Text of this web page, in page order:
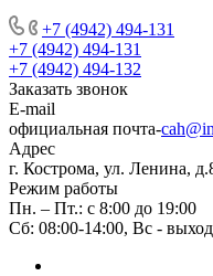
+7 (4942) 494-131
+7 (4942) 494-131
+7 (4942) 494-132
Заказать звонок
E-mail
официальная почта-
Адрес
г. Кострома, ул. Ленина,
Режим работы
Пн. – Пт.: с 8:00 до 19:00
Сб: 08:00-14:00, Вс -